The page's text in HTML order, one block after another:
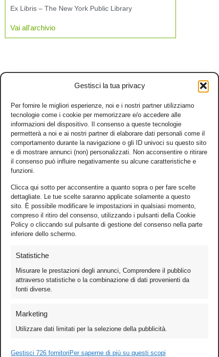
Gestisci la tua privacy
Per fornire le migliori esperienze, noi e i nostri partner utilizziamo
tecnologie come i cookie per memorizzare e/o accedere alle
informazioni del dispositivo. Il consenso a queste tecnologie
permetterà a noi e ai nostri partner di elaborare dati personali come il
comportamento durante la navigazione o gli ID univoci su questo sito
e di mostrare annunci (non) personalizzati. Non acconsentire o ritirare
il consenso può influire negativamente su alcune caratteristiche e
funzioni.
Clicca qui sotto per acconsentire a quanto sopra o per fare scelte
dettagliate. Le tue scelte saranno applicate solamente a questo
sito. È possibile modificare le impostazioni in qualsiasi momento,
compreso il ritiro del consenso, utilizzando i pulsanti della Cookie
Policy o cliccando sul pulsante di gestione del consenso nella parte
inferiore dello schermo.
Statistiche
Misurare le prestazioni degli annunci, Comprendere il pubblico
attraverso statistiche o la combinazione di dati provenienti da
fonti diverse.
Marketing
Utilizzare dati limitati per la selezione della pubblicità.
Gestisci 726 fornitori Per saperne di più su questi scopi
Ex Libris – The New York Public Library
Vai all'archivio
Games